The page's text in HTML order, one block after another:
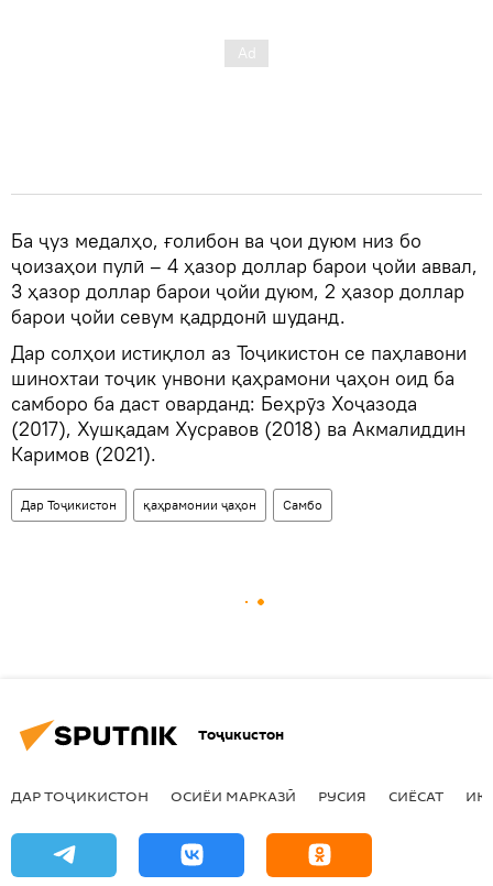
Ба ҷуз медалҳо, ғолибон ва ҷои дуюм низ бо
ҷоизаҳои пулӣ – 4 ҳазор доллар барои ҷойи аввал,
3 ҳазор доллар барои ҷойи дуюм, 2 ҳазор доллар
барои ҷойи севум қадрдонӣ шуданд.
Дар солҳои истиқлол аз Тоҷикистон се паҳлавони
шинохтаи тоҷик унвони қаҳрамони ҷаҳон оид ба
самборо ба даст оварданд: Беҳрӯз Хоҷазода
(2017), Хушқадам Хусравов (2018) ва Акмалиддин
Каримов (2021).
Дар Тоҷикистон қаҳрамонии ҷаҳон Самбо
Тоҷикистон
ДАР ТОҶИКИСТОН ОСИЁИ МАРКАЗӢ РУСИЯ СИЁСАТ